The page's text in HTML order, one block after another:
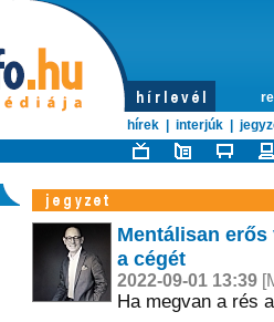
hírek
interjúk
Mentálisan
a cégét
2022-09-01 13:39
Ha megvan a rés